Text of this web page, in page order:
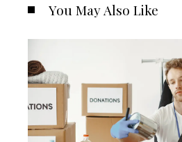
You May Also Like